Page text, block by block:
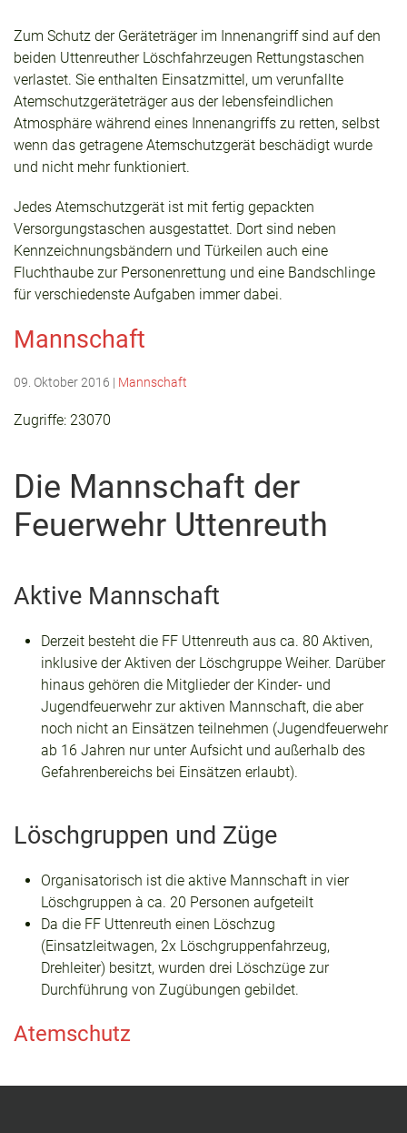
Zum Schutz der Geräteträger im Innenangriff sind auf den
beiden Uttenreuther Löschfahrzeugen Rettungstaschen
verlastet. Sie enthalten Einsatzmittel, um verunfallte
Atemschutzgeräteträger aus der lebensfeindlichen
Atmosphäre während eines Innenangriffs zu retten, selbst
wenn das getragene Atemschutzgerät beschädigt wurde
und nicht mehr funktioniert.
Jedes Atemschutzgerät ist mit fertig gepackten
Versorgungstaschen ausgestattet. Dort sind neben
Kennzeichnungsbändern und Türkeilen auch eine
Fluchthaube zur Personenrettung und eine Bandschlinge
für verschiedenste Aufgaben immer dabei.
Mannschaft
09. Oktober 2016 | Mannschaft
Zugriffe: 23070
Die Mannschaft der
Feuerwehr Uttenreuth
Aktive Mannschaft
Derzeit besteht die FF Uttenreuth aus ca. 80 Aktiven,
inklusive der Aktiven der Löschgruppe Weiher. Darüber
hinaus gehören die Mitglieder der Kinder- und
Jugendfeuerwehr zur aktiven Mannschaft, die aber
noch nicht an Einsätzen teilnehmen (Jugendfeuerwehr
ab 16 Jahren nur unter Aufsicht und außerhalb des
Gefahrenbereichs bei Einsätzen erlaubt).
Löschgruppen und Züge
Organisatorisch ist die aktive Mannschaft in vier
Löschgruppen à ca. 20 Personen aufgeteilt
Da die FF Uttenreuth einen Löschzug
(Einsatzleitwagen, 2x Löschgruppenfahrzeug,
Drehleiter) besitzt, wurden drei Löschzüge zur
Durchführung von Zugübungen gebildet.
Atemschutz